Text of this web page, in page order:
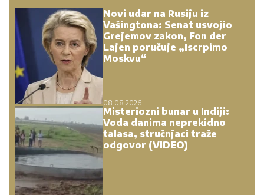
Novi udar na Rusiju iz
Vašingtona: Senat usvojio
Grejemov zakon, Fon der
Lajen poručuje „Iscrpimo
Moskvu“
08.08.2026.
Misteriozni bunar u Indiji:
Voda danima neprekidno
talasa, stručnjaci traže
odgovor (VIDEO)